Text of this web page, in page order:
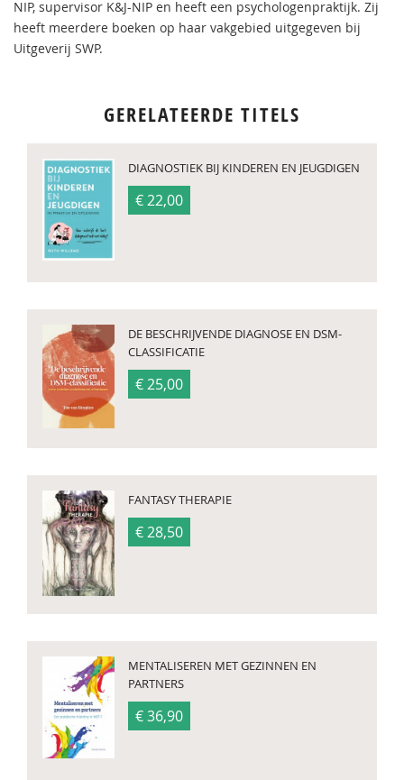
NIP, supervisor K&J-NIP en heeft een psychologenpraktijk. Zij
heeft meerdere boeken op haar vakgebied uitgegeven bij
Uitgeverij SWP.
GERELATEERDE TITELS
DIAGNOSTIEK BIJ KINDEREN EN JEUGDIGEN
€ 22,00
DE BESCHRIJVENDE DIAGNOSE EN DSM-
CLASSIFICATIE
€ 25,00
FANTASY THERAPIE
€ 28,50
MENTALISEREN MET GEZINNEN EN
PARTNERS
€ 36,90